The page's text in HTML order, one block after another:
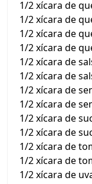
1/2 xícara de
1/2 xícara de
1/2 xícara de
1/2 xícara de
1/2 xícara de
1/2 xícara de
1/2 xícara de
1/2 xícara de
1/2 xícara de
1/2 xícara de
1/2 xícara de
1/2 xícara de
1/2 xícara de